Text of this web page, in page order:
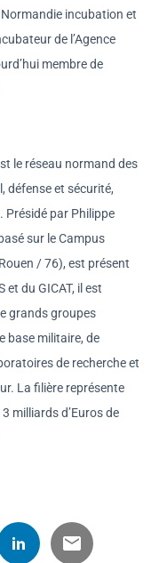
incubation et
de l’Agence
membre de
le réseau normand des
défense et sécurité,
par Philippe
sur le Campus
/ 76), est présent
du GICAT, il est
grands groupes
base militaire, de
de recherche et
La filière représente
milliards d’Euros de